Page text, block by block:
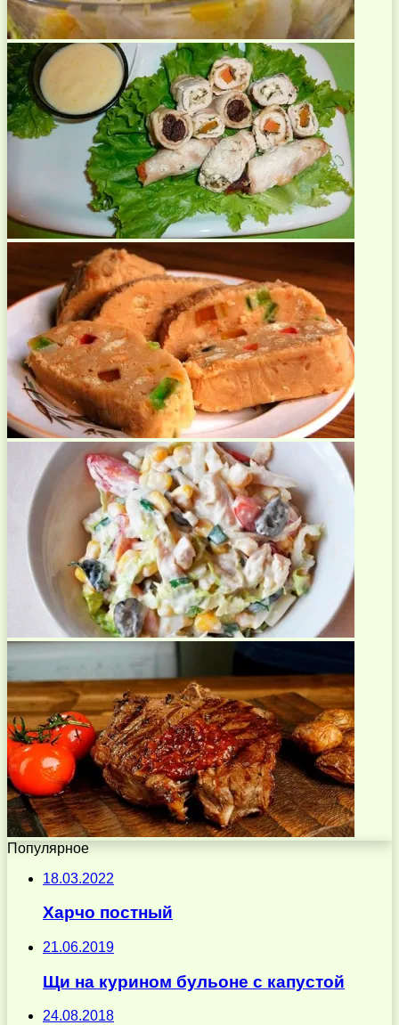
Популярное
18.03.2022
Харчо постный
21.06.2019
Щи на курином бульоне с капустой
24.08.2018